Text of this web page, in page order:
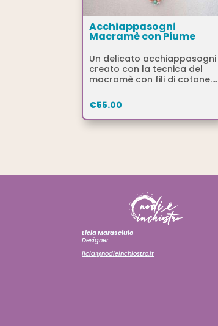
Acchiappasogni
Macramè con Piume
Un delicato acchiappasogni
creato con la tecnica del
macramè con fili di cotone....
€55.00
Licia Marasciulo
Designer
licia@nodieinchiostro.it